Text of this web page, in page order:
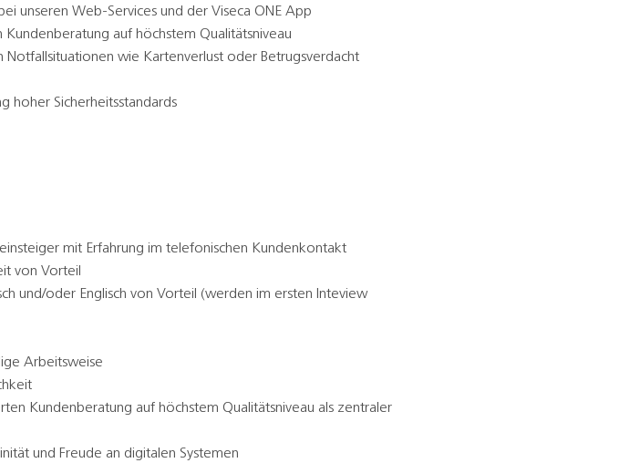
unseren Web-Services und der Viseca ONE App
auf höchstem Qualitätsniveau
wie Kartenverlust oder Betrugsverdacht
hoher Sicherheitsstandards
mit Erfahrung im telefonischen Kundenkontakt
von Vorteil
und/oder Englisch von Vorteil (werden im ersten Inteview
Arbeitsweise
Kundenberatung auf höchstem Qualitätsniveau als zentraler
und Freude an digitalen Systemen